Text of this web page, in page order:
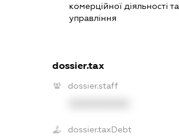
комерційної діяльності та
управління
dossier.tax
dossier.staff
dossier.taxDebt